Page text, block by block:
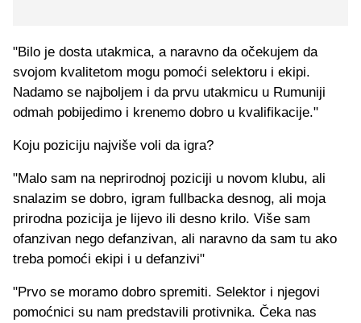
"Bilo je dosta utakmica, a naravno da očekujem da
svojom kvalitetom mogu pomoći selektoru i ekipi.
Nadamo se najboljem i da prvu utakmicu u Rumuniji
odmah pobijedimo i krenemo dobro u kvalifikacije."
Koju poziciju najviše voli da igra?
"Malo sam na neprirodnoj poziciji u novom klubu, ali
snalazim se dobro, igram fullbacka desnog, ali moja
prirodna pozicija je lijevo ili desno krilo. Više sam
ofanzivan nego defanzivan, ali naravno da sam tu ako
treba pomoći ekipi i u defanzivi"
"Prvo se moramo dobro spremiti. Selektor i njegovi
pomoćnici su nam predstavili protivnika. Čeka nas